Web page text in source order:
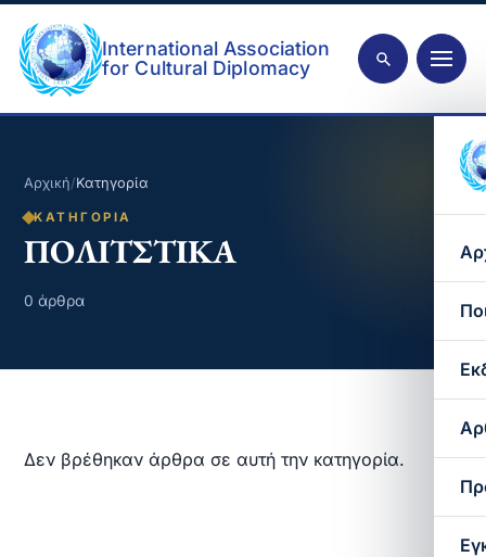
International Association
for Cultural Diplomacy
Αρχική/Κατηγορία
ΚΑΤΗΓΟΡΊΑ
ΠΟΛΙΤΣΤΙΚΑ
0 άρθρα
Δεν βρέθηκαν άρθρα σε αυτή την κατηγορία.